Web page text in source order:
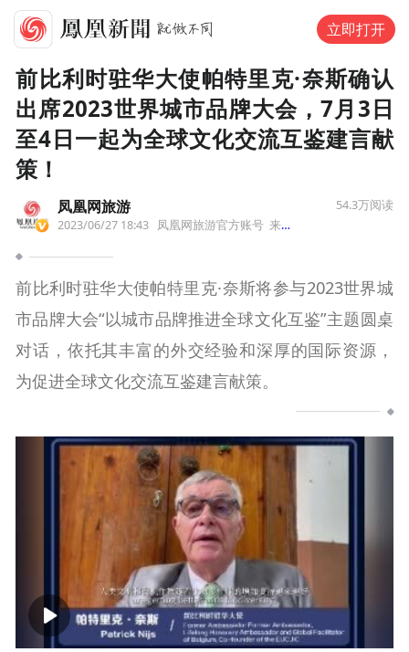
立即打开
前比利时驻华大使帕特里克·奈斯确认
出席2023世界城市品牌大会，7月3日
至4日一起为全球文化交流互鉴建言献
策！
凤凰网旅游
2023/06/27 18:43 凤凰网旅游官方账号 来自福建省
54.3万阅读
前比利时驻华大使帕特里克·奈斯将参与2023世界城
市品牌大会“以城市品牌推进全球文化互鉴”主题圆桌
对话，依托其丰富的外交经验和深厚的国际资源，
为促进全球文化交流互鉴建言献策。
00:00 01:16